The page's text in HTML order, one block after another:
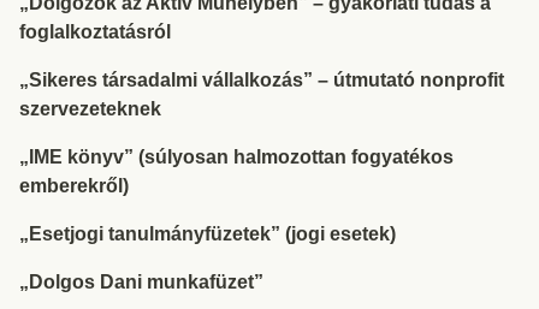
foglalkoztatásról
„Sikeres társadalmi vállalkozás” – útmutató nonprofit
szervezeteknek
„IME könyv” (súlyosan halmozottan fogyatékos
emberekről)
„Esetjogi tanulmányfüzetek” (jogi esetek)
„Dolgos Dani munkafüzet”